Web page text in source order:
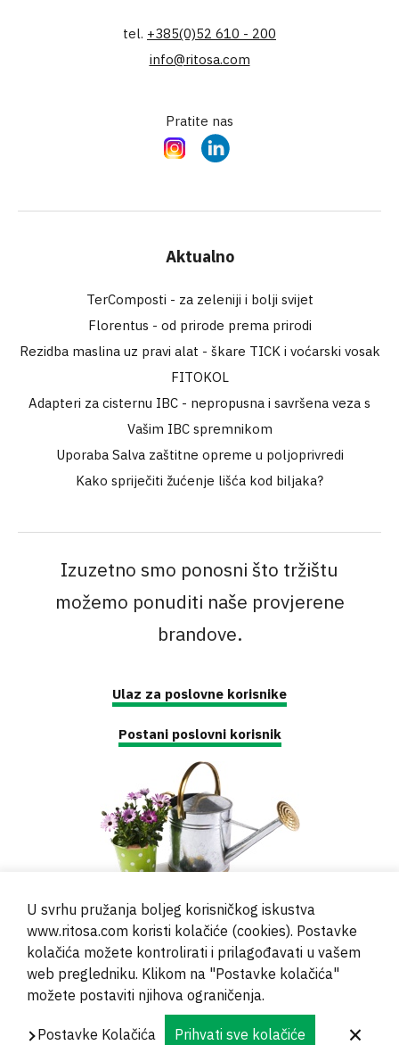
tel. +385(0)52 610 - 200
info@ritosa.com
Pratite nas
InstagramLinkedIn
Aktualno
TerComposti - za zeleniji i bolji svijet
Florentus - od prirode prema prirodi
Rezidba maslina uz pravi alat - škare TICK i voćarski vosak
FITOKOL
Adapteri za cisternu IBC - nepropusna i savršena veza s
Vašim IBC spremnikom
Uporaba Salva zaštitne opreme u poljoprivredi
Kako spriječiti žućenje lišća kod biljaka?
Izuzetno smo ponosni što tržištu
možemo ponuditi naše provjerene
brandove.
Ulaz za poslovne korisnike
Postani poslovni korisnik
© 2000 - 2024 Brati Ritoša d.o.o.
Powered byEvidente
U svrhu pružanja boljeg korisničkog iskustva
www.ritosa.com koristi kolačiće (cookies). Postavke
kolačića možete kontrolirati i prilagođavati u vašem
web pregledniku. Klikom na "Postavke kolačića"
možete postaviti njihova ograničenja.
Postavke Kolačića Prihvati sve kolačiće